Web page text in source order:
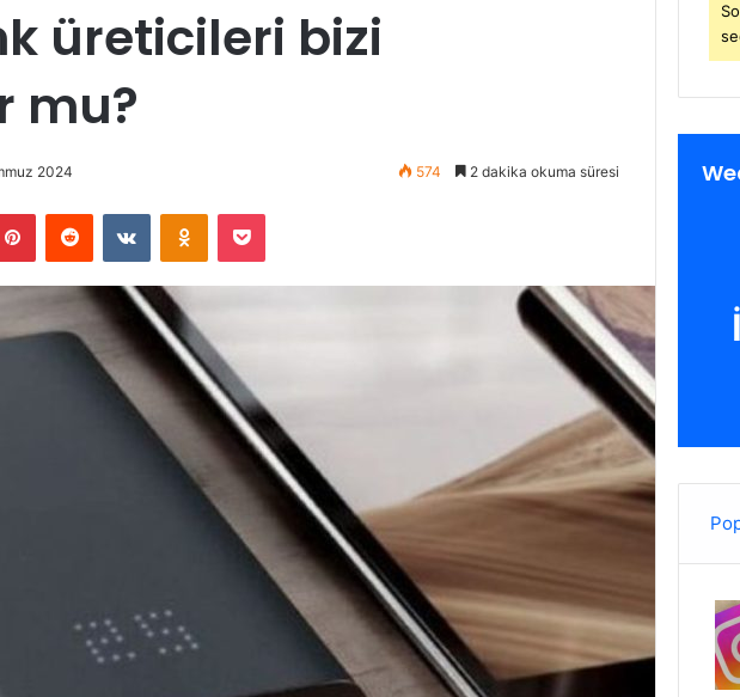
üreticileri bizi
mu?
2024 574 2 dakika okuma süresi
PinterestReddit VKontakteOdnoklassniki
Pocket